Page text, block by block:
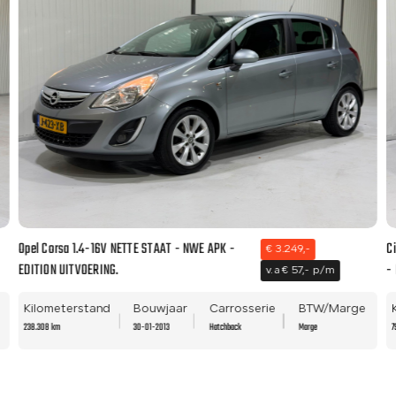
Opel Corsa 1.4-16V NETTE STAAT - NWE APK -
EDITION UITVOERING.
€ 3.249,-
v.a € 57,- p/m
Kilometerstand
238.308 km
Bouwjaar
30-01-2013
Carrosserie
Hatchback
BTW/Marge
Marge
-